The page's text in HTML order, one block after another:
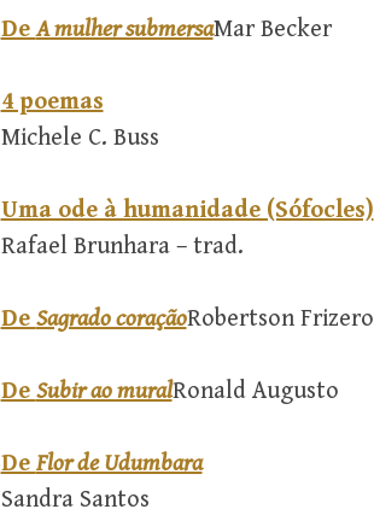
DeA mulher submersaMar Becker
4 poemas
Michele C. Buss
Uma ode à humanidade (Sófocles)
Rafael Brunhara – trad.
De Sagrado coraçãoRobertson Frizero
De Subir ao muralRonald Augusto
De Flor de Udumbara
Sandra Santos